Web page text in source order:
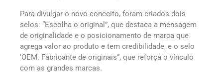
Para divulgar o novo conceito, foram criados dois
selos: “Escolha o original”, que destaca a mensagem
de originalidade e o posicionamento de marca que
agrega valor ao produto e tem credibilidade, e o selo
‘OEM. Fabricante de originais”, que reforça o vínculo
com as grandes marcas.